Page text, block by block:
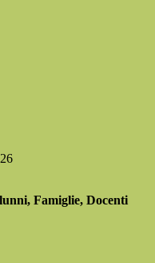
Famiglie, Docenti